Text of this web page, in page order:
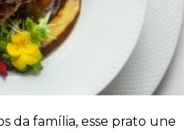
da família, esse prato une